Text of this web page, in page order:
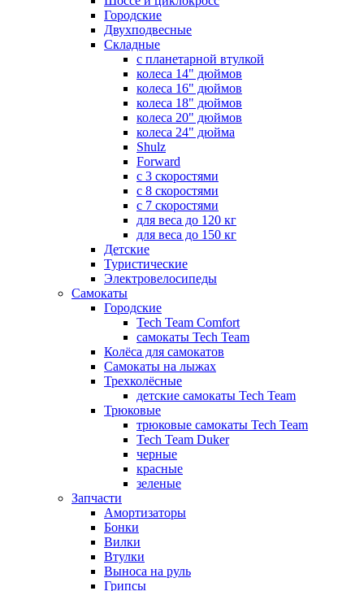
Городские
Двухподвесные
Складные
с планетарной втулкой
колеса 14" дюймов
колеса 16" дюймов
колеса 18" дюймов
колеса 20" дюймов
колеса 24" дюйма
Shulz
Forward
с 3 скоростями
с 8 скоростями
с 7 скоростями
для веса до 120 кг
для веса до 150 кг
Детские
Туристические
Электровелосипеды
Самокаты
Городские
Tech Team Comfort
самокаты Tech Team
Колёса для самокатов
Самокаты на лыжах
Трехколёсные
детские самокаты Tech Team
Трюковые
трюковые самокаты Tech Team
Tech Team Duker
черные
красные
зеленые
Запчасти
Амортизаторы
Бонки
Вилки
Втулки
Выноса на руль
Грипсы